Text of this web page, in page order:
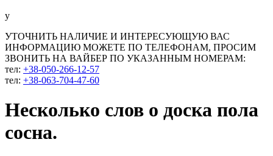
у
УТОЧНИТЬ НАЛИЧИЕ И ИНТЕРЕСУЮЩУЮ ВАС
ИНФОРМАЦИЮ МОЖЕТЕ ПО ТЕЛЕФОНАМ, ПРОСИМ
ЗВОНИТЬ НА ВАЙБЕР ПО УКАЗАННЫМ НОМЕРАМ:
тел: +38-050-266-12-57
тел: +38-063-704-47-60
Несколько слов о доска пола
сосна.